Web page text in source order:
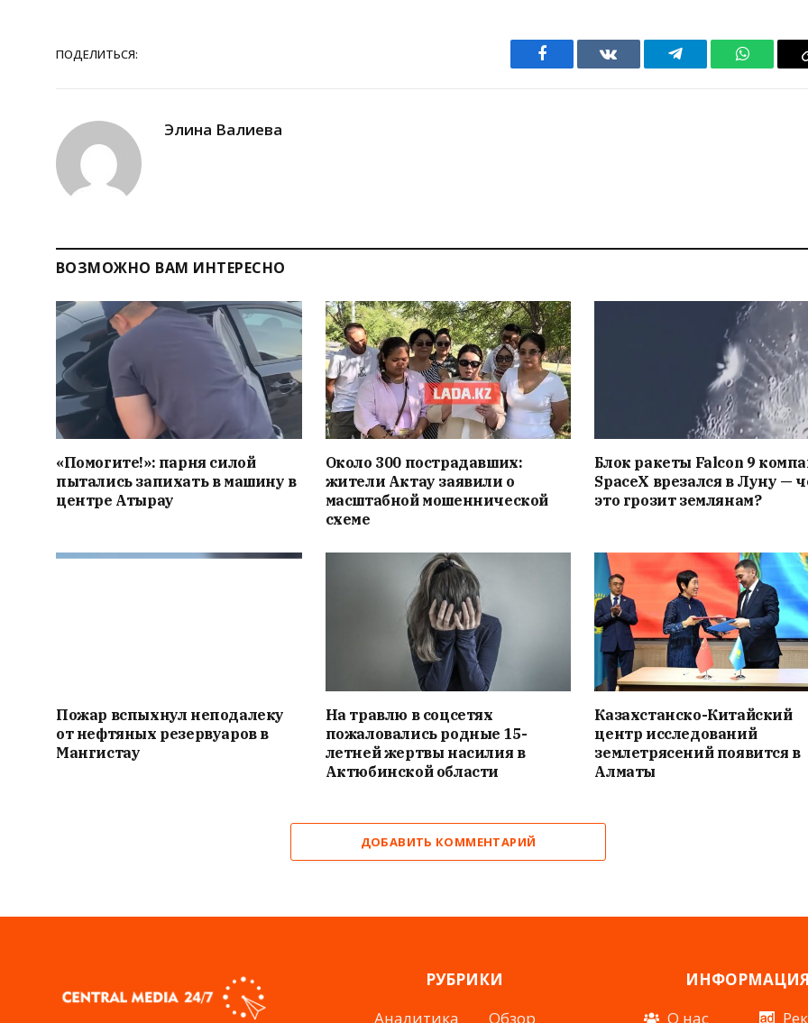
ПОДЕЛИТЬСЯ:
Facebook VKontakteTelegram
Элина Валиева
ВОЗМОЖНО ВАМ ИНТЕРЕСНО
«Помогите!»: парня силой
пытались запихать в машину в
центре Атырау
Около 300 пострадавших:
жители Актау заявили о
масштабной мошеннической
схеме
Блок ракеты Falcon 9
SpaceX врезался в Луну —
это грозит землянам?
Пожар вспыхнул неподалеку
от нефтяных резервуаров в
Мангистау
На травлю в соцсетях
пожаловались родные 15-
летней жертвы насилия в
Актюбинской области
Казахстанско-Китайский
центр исследований
землетрясений появится в
Алматы
ДОБАВИТЬ КОММЕНТАРИЙ
РУБРИКИ
Аналитика
Обзор
ИНФОРМАЦИЯ
О нас